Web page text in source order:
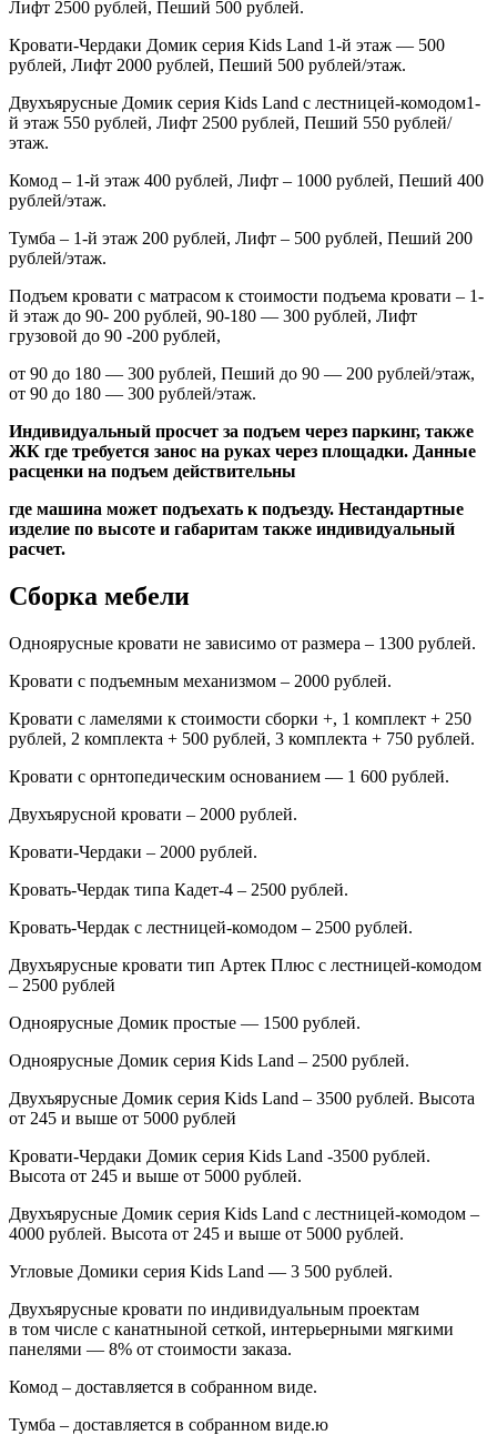
Лифт 2500 рублей, Пеший 500 рублей.
Кровати-Чердаки Домик серия Kids Land 1-й этаж — 500
рублей, Лифт 2000 рублей, Пеший 500 рублей/этаж.
Двухъярусные Домик серия Kids Land с лестницей-комодом1-
й этаж 550 рублей, Лифт 2500 рублей, Пеший 550 рублей/
этаж.
Комод – 1-й этаж 400 рублей, Лифт – 1000 рублей, Пеший 400
рублей/этаж.
Тумба – 1-й этаж 200 рублей, Лифт – 500 рублей, Пеший 200
рублей/этаж.
Подъем кровати с матрасом к стоимости подъема кровати – 1-
й этаж до 90- 200 рублей, 90-180 — 300 рублей, Лифт
грузовой до 90 -200 рублей,
от 90 до 180 — 300 рублей, Пеший до 90 — 200 рублей/этаж,
от 90 до 180 — 300 рублей/этаж.
Индивидуальный просчет за подъем через паркинг, также
ЖК где требуется занос на руках через площадки. Данные
расценки на подъем действительны
где машина может подъехать к подъезду. Нестандартные
изделие по высоте и габаритам также индивидуальный
расчет.
Сборка мебели
Одноярусные кровати не зависимо от размера – 1300 рублей.
Кровати с подъемным механизмом – 2000 рублей.
Кровати с ламелями к стоимости сборки +, 1 комплект + 250
рублей, 2 комплекта + 500 рублей, 3 комплекта + 750 рублей.
Кровати с орнтопедическим основанием — 1 600 рублей.
Двухъярусной кровати – 2000 рублей.
Кровати-Чердаки – 2000 рублей.
Кровать-Чердак типа Кадет-4 – 2500 рублей.
Кровать-Чердак с лестницей-комодом – 2500 рублей.
Двухъярусные кровати тип Артек Плюс с лестницей-комодом
– 2500 рублей
Одноярусные Домик простые — 1500 рублей.
Одноярусные Домик серия Kids Land – 2500 рублей.
Двухъярусные Домик серия Kids Land – 3500 рублей. Высота
от 245 и выше от 5000 рублей
Кровати-Чердаки Домик серия Kids Land -3500 рублей.
Высота от 245 и выше от 5000 рублей.
Двухъярусные Домик серия Kids Land с лестницей-комодом –
4000 рублей. Высота от 245 и выше от 5000 рублей.
Угловые Домики серия Kids Land — 3 500 рублей.
Двухъярусные кровати по индивидуальным проектам
в том числе с канатныной сеткой, интерьерными мягкими
панелями — 8% от стоимости заказа.
Комод – доставляется в собранном виде.
Тумба – доставляется в собранном виде.ю